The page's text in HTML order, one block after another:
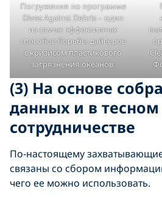
Погружения по программе
Dives Against Debris – один
из самых эффективных
способов борьбы дайверов
с кризисом пластикового
загрязнения океанов.
(3) На основе
данных и в тесном
сотрудничестве
По-настоящему
связаны со сбором
чего ее можно использовать.